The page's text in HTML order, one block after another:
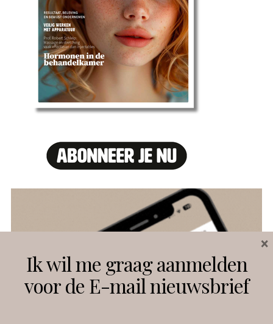
Ik wil me graag aanmelden
voor de E-mail nieuwsbrief
×